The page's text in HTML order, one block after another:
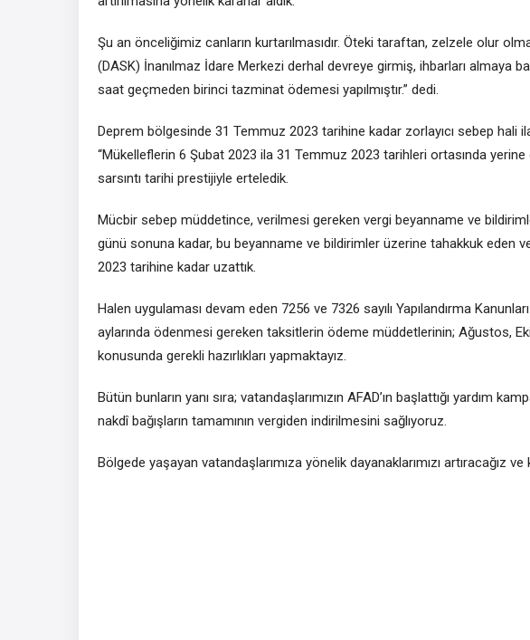
Şu an önceliğimiz canların kurtarılmasıdır. Öteki taraftan, zelzele olur
(DASK) İnanılmaz İdare Merkezi derhal devreye girmiş, ihbarları almaya
saat geçmeden birinci tazminat ödemesi yapılmıştır.” dedi.
Deprem bölgesinde 31 Temmuz 2023 tarihine kadar zorlayıcı sebep hali
“Mükelleflerin 6 Şubat 2023 ila 31 Temmuz 2023 tarihleri ortasında
sarsıntı tarihi prestijiyle erteledik.
Mücbir sebep müddetince, verilmesi gereken vergi beyanname ve
günü sonuna kadar, bu beyanname ve bildirimler üzerine tahakkuk eden
2023 tarihine kadar uzattık.
Halen uygulaması devam eden 7256 ve 7326 sayılı Yapılandırma
aylarında ödenmesi gereken taksitlerin ödeme müddetlerinin; Ağustos,
konusunda gerekli hazırlıkları yapmaktayız.
Bütün bunların yanı sıra; vatandaşlarımızın AFAD’ın başlattığı yardım
nakdî bağışların tamamının vergiden indirilmesini sağlıyoruz.
Bölgede yaşayan vatandaşlarımıza yönelik dayanaklarımızı artıracağız